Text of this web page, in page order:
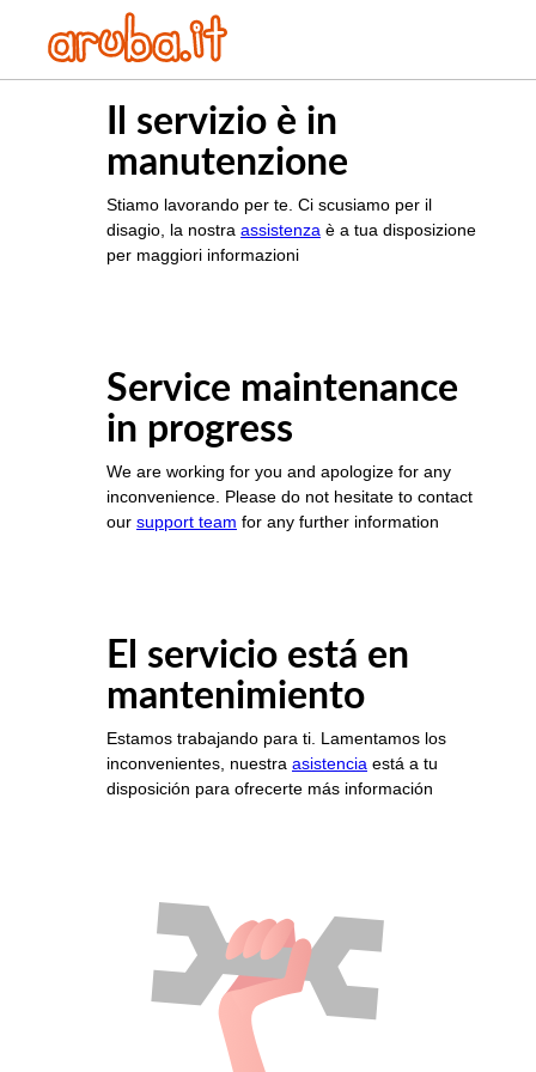
Il servizio è in
manutenzione
Stiamo lavorando per te. Ci scusiamo per il
disagio, la nostra assistenza è a tua disposizione
per maggiori informazioni
Service maintenance
in progress
We are working for you and apologize for any
inconvenience. Please do not hesitate to contact
our support team for any further information
El servicio está en
mantenimiento
Estamos trabajando para ti. Lamentamos los
inconvenientes, nuestra asistencia está a tu
disposición para ofrecerte más información